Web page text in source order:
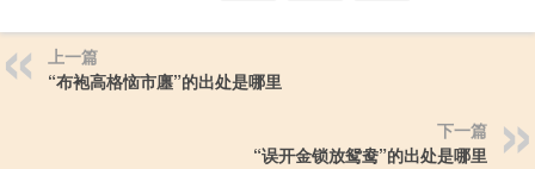
上一篇
“布袍高格恼市廛”的出处是哪里
下一篇
“误开金锁放鸳鸯”的出处是哪里